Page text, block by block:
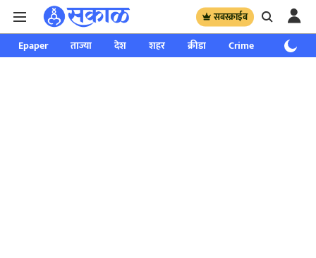
सबस्क्राईब
Epaper ताज्या देश शहर क्रीडा Crime साप्ताहिक